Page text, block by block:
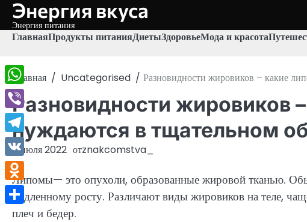
Перейти
содержимому
Энергия вкуса
Энергия питания
ГлавнаяПродукты питанияДиетыЗдоровьеМода и красота
Главная Uncategorised Разновидности жировиков – какие
Разновидности жировиков
нуждаются в тщательном
8 июля 2022 отznakcomstva_
Липомы— это опухоли, образованные жировой тканью.
медленному росту. Различают виды жировиков на теле,
плеч и бедер.
WhatsApp
Viber
Telegram
VK
Odnoklassniki
Отправить